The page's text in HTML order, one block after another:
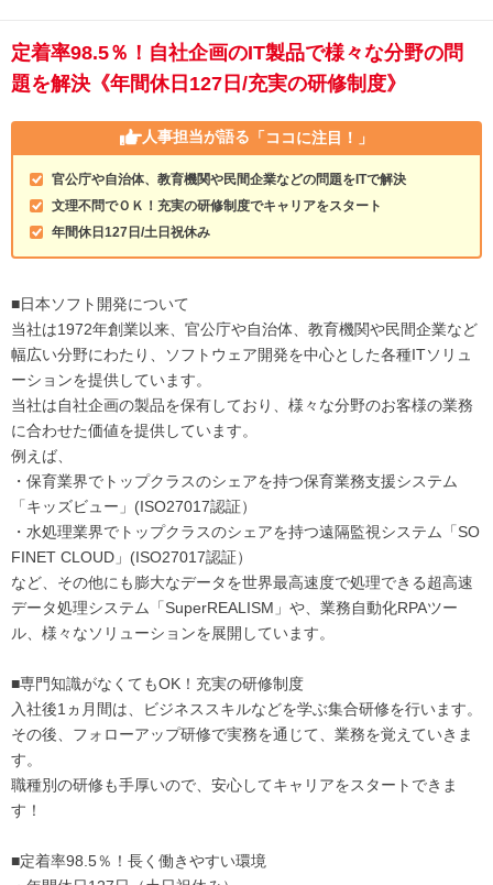
定着率98.5％！自社企画のIT製品で様々な分野の問
題を解決《年間休日127日/充実の研修制度》
人事担当が語る 「ココに注目！」
官公庁や自治体、教育機関や民間企業などの問題をITで解決
文理不問でＯＫ！充実の研修制度でキャリアをスタート
年間休日127日/土日祝休み
■日本ソフト開発について
当社は1972年創業以来、官公庁や自治体、教育機関や民間企業など
幅広い分野にわたり、ソフトウェア開発を中心とした各種ITソリュ
ーションを提供しています。
当社は自社企画の製品を保有しており、様々な分野のお客様の業務
に合わせた価値を提供しています。
例えば、
・保育業界でトップクラスのシェアを持つ保育業務支援システム
「キッズビュー」(ISO27017認証）
・水処理業界でトップクラスのシェアを持つ遠隔監視システム「SO
FINET CLOUD」(ISO27017認証）
など、その他にも膨大なデータを世界最高速度で処理できる超高速
データ処理システム「SuperREALISM」や、業務自動化RPAツー
ル、様々なソリューションを展開しています。
■専門知識がなくてもOK！充実の研修制度
入社後1ヵ月間は、ビジネススキルなどを学ぶ集合研修を行います。
その後、フォローアップ研修で実務を通じて、業務を覚えていきま
す。
職種別の研修も手厚いので、安心してキャリアをスタートできま
す！
■定着率98.5％！長く働きやすい環境